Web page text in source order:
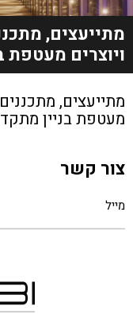
מתייעצים,
ויוצרים מעטפת
מתייעצים, מתכננים
מעטפת בניין
צור קשר